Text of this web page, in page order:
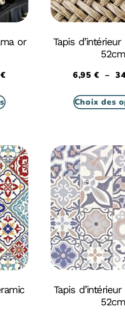
or
€
Tapis
52cm
6,95€ –
Choix des
Tapis
52cm